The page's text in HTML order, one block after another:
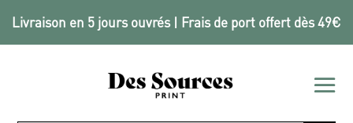
Livraison en 5 jours ouvrés | Frais de port offert dès 49€